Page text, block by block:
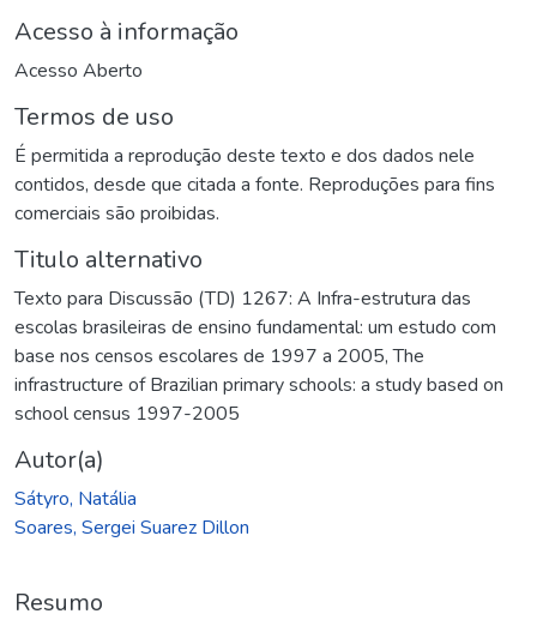
Acesso à informação
Acesso Aberto
Termos de uso
É permitida a reprodução deste texto e dos dados nele
contidos, desde que citada a fonte. Reproduções para fins
comerciais são proibidas.
Titulo alternativo
Texto para Discussão (TD) 1267: A Infra-estrutura das
escolas brasileiras de ensino fundamental: um estudo com
base nos censos escolares de 1997 a 2005,The
infrastructure of Brazilian primary schools: a study based on
school census 1997-2005
Autor(a)
Sátyro, Natália
Soares, Sergei Suarez Dillon
Resumo